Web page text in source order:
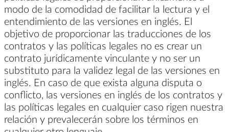
modo de la comodidad de facilitar la lectura y el
entendimiento de las versiones en inglés. El
objetivo de proporcionar las traducciones de los
contratos y las políticas legales no es crear un
contrato jurídicamente vinculante y no ser un
substituto para la validez legal de las versiones en
inglés. En caso de que exista alguna disputa o
conflicto, las versiones en inglés de los contratos y
las políticas legales en cualquier caso rigen nuestra
relación y prevalecerán sobre los términos en